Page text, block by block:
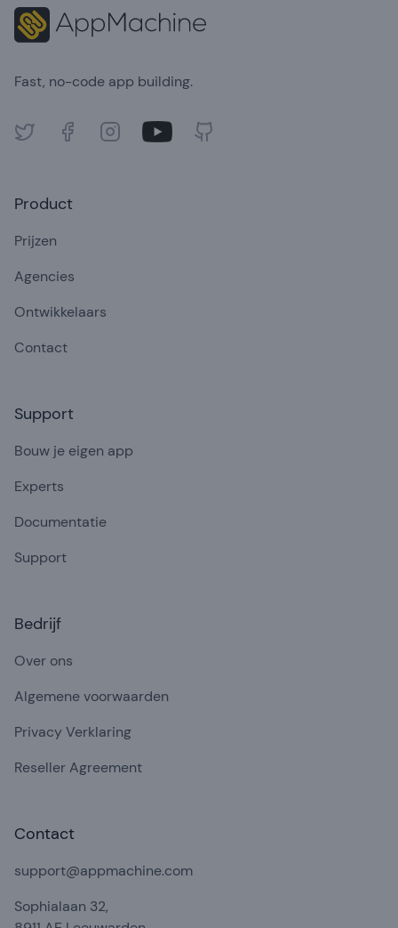
Fast, no-code app building.
Twitter FacebookInstagramYoutube GitHub
Product
Prijzen
Agencies
Ontwikkelaars
Contact
Support
Bouw je eigen app
Experts
Documentatie
Support
Bedrijf
Over ons
Algemene voorwaarden
Privacy Verklaring
Reseller Agreement
Contact
support@appmachine.com
Sophialaan 32,